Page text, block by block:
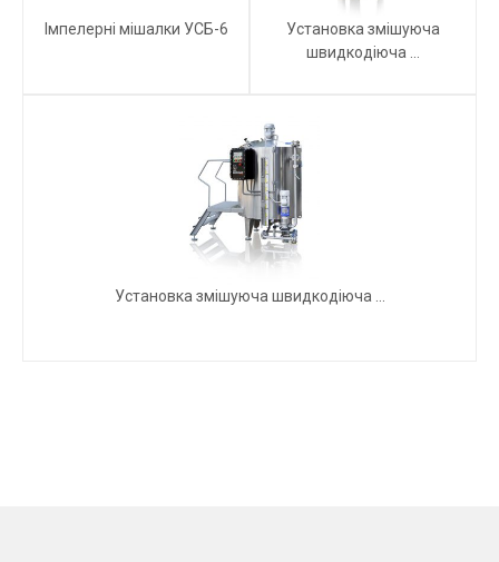
Імпелерні мішалки УСБ-6
Установка змішуюча
швидкодіюча ...
Установка змішуюча швидкодіюча ...